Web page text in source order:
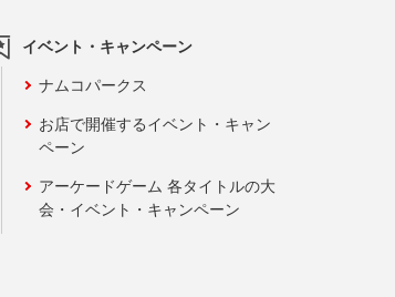
イベント・キャンペーン
ナムコパークス
お店で開催するイベント・キャン
ペーン
アーケードゲーム 各タイトルの大
会・イベント・キャンペーン